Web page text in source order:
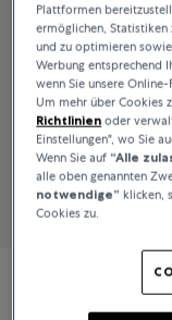
Jaeger-
Plattformen
ermöglichen, Statistiken
und zu optimieren
Werbung entsprechend
wenn Sie unsere
Um mehr über Cookies
Richtlinien oder
Einstellungen", wo Sie
Wenn Sie auf “Alle
alle oben genannten
notwendige” klicken,
Cookies zu.